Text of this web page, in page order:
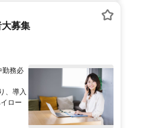
大募集
勤務必
、導入
ロー